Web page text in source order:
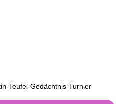
Teufel-Gedächtnis-Turnier